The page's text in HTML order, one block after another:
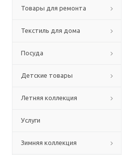
Товары для ремонта
Текстиль для дома
Посуда
Детские товары
Летняя коллекция
Услуги
Зимняя коллекция